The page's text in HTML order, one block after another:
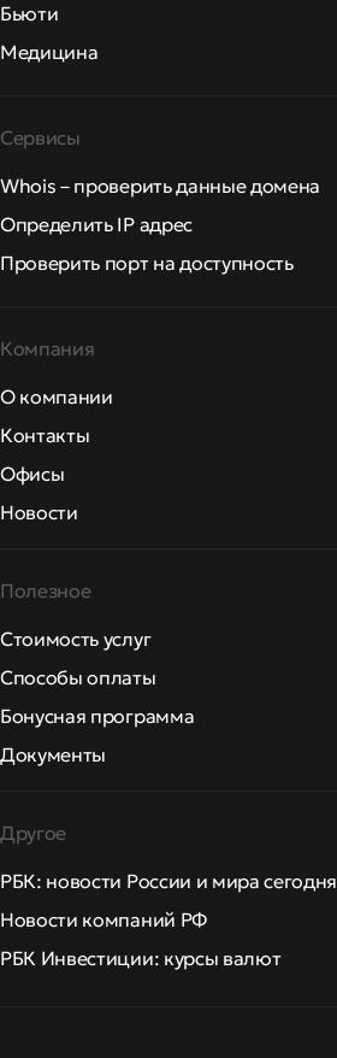
Бьюти
Медицина
Сервисы
Whois – проверить данные домена
Определить IP адрес
Проверить порт на доступность
Компания
О компании
Контакты
Офисы
Новости
Полезное
Стоимость услуг
Способы оплаты
Бонусная программа
Документы
Другое
РБК: новости России и мира сегодня
Новости компаний РФ
РБК Инвестиции: курсы валют